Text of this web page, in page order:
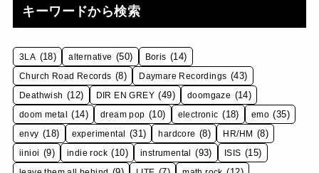
キーワードから検索
3LA (18) alternative (50) Boris (14)
Church Road Records (8) Daymare Recordings (43)
Deathwish (12) DIR EN GREY (49) doomgaze (14)
doom metal (14) dream pop (10) electronic (18) emo (35)
envy (18) experimental (31) hardcore (8) HR/HM (8)
iinioi (9) indie rock (10) instrumental (93) ISIS (15)